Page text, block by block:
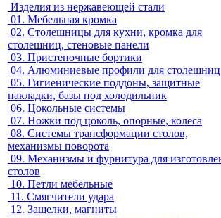
Изделия из нержавеющей стали
01. Мебельная кромка
02. Столешницы для кухни, кромка для
столешниц, стеновые панели
03. Пристеночные бортики
04. Алюминиевые профили для столешниц
05. Гигиенические поддоны, защитные
накладки, базы под холодильник
06. Цокольные системы
07. Ножки под цоколь, опорные, колеса
08. Системы трансформации столов,
механизмы поворота
09. Механизмы и фурнитура для
столов
10. Петли мебельные
11. Смягчители удара
12. Защелки, магниты